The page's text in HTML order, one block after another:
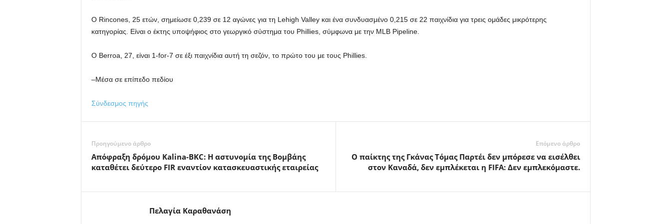
Ο Rincones, 25 ετών, σημείωσε 0,239 σε 12 αγώνες για τη Lehigh Valley και ένα συνδυασμένο 0,215 σε 22 παιχνίδια για τρεις ομάδες μικρότερης
κατηγορίας. Είναι ο έκτης υποψήφιος στο γεωργικό σύστημα του Phillies, σύμφωνα με την MLB Pipeline.
Ο Berroa, 27, είναι 1-for-7 σε έξι παιχνίδια αυτή τη σεζόν, το πρώτο του με τους Phillies.
–Μέσα σε επίπεδο πεδίου
Σύνδεσμος πηγής
Προηγούμενο άρθρο
Απόφραξη δρόμου Kalina-BKC: Η αστυνομία της Βομβάης
καταθέτει δεύτερο FIR εναντίον κατασκευαστικής εταιρείας
Επόμενο άρθρο
Ο παίκτης της Γκάνας Τόμας Παρτέι δεν μπόρεσε να εισέλθει
στον Καναδά, δεν εμπλέκεται η FIFA: Δεν εμπλεκόμαστε.
Πελαγία Καραθανάση